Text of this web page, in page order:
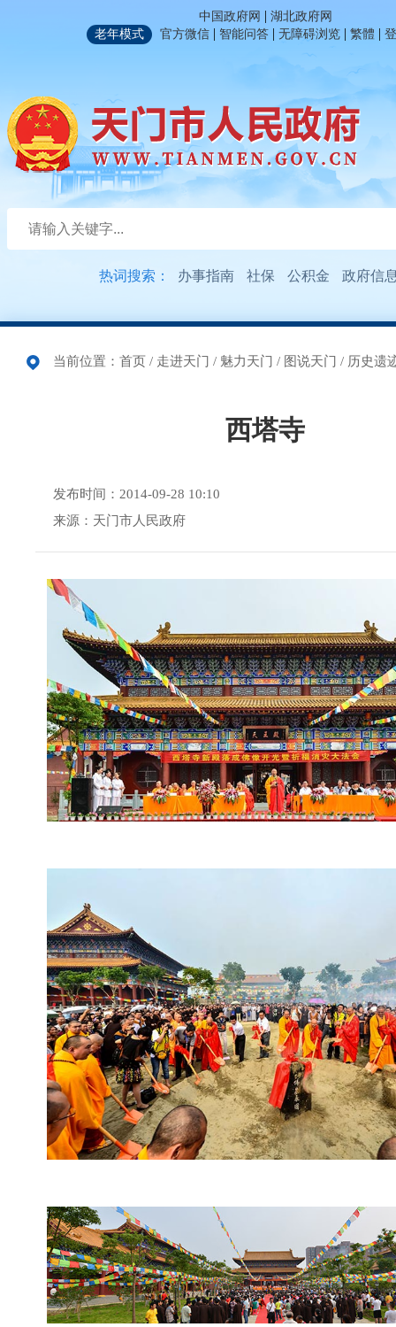
中国政府网 | 湖北政府网
老年模式
官方微信 | 智能问答 | 无障碍浏览 | 繁體 |
热词搜索： 办事指南 社保 公积金 政府信
当前位置： 首页 / 走进天门 / 魅力天门 / 图说天门 / 历史遗
西塔寺
发布时间：2014-09-28 10:10
来源：天门市人民政府